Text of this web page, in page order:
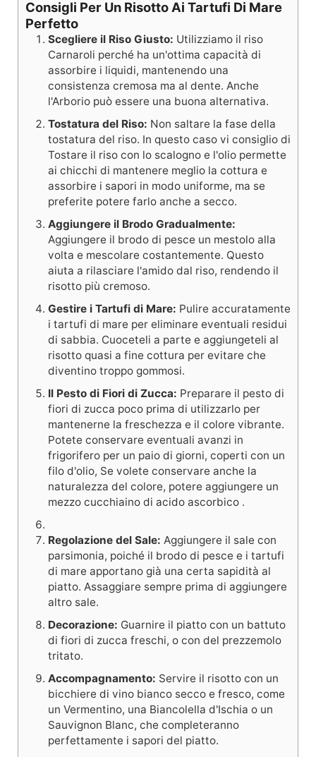
Consigli Per Un Risotto Ai Tartufi Di Mare
Perfetto
Scegliere il Riso Giusto: Utilizziamo il riso
Carnaroli perché ha un'ottima capacità di
assorbire i liquidi, mantenendo una
consistenza cremosa ma al dente. Anche
l'Arborio può essere una buona alternativa.
Tostatura del Riso: Non saltare la fase della
tostatura del riso. In questo caso vi consiglio di
Tostare il riso con lo scalogno e l'olio permette
ai chicchi di mantenere meglio la cottura e
assorbire i sapori in modo uniforme, ma se
preferite potere farlo anche a secco.
Aggiungere il Brodo Gradualmente:
Aggiungere il brodo di pesce un mestolo alla
volta e mescolare costantemente. Questo
aiuta a rilasciare l'amido dal riso, rendendo il
risotto più cremoso.
Gestire i Tartufi di Mare: Pulire accuratamente
i tartufi di mare per eliminare eventuali residui
di sabbia. Cuoceteli a parte e aggiungeteli al
risotto quasi a fine cottura per evitare che
diventino troppo gommosi.
Il Pesto di Fiori di Zucca: Preparare il pesto di
fiori di zucca poco prima di utilizzarlo per
mantenerne la freschezza e il colore vibrante.
Potete conservare eventuali avanzi in
frigorifero per un paio di giorni, coperti con un
filo d'olio, Se volete conservare anche la
naturalezza del colore, potere aggiungere un
mezzo cucchiaino di acido ascorbico .
Regolazione del Sale: Aggiungere il sale con
parsimonia, poiché il brodo di pesce e i tartufi
di mare apportano già una certa sapidità al
piatto. Assaggiare sempre prima di aggiungere
altro sale.
Decorazione: Guarnire il piatto con un battuto
di fiori di zucca freschi, o con del prezzemolo
tritato.
Accompagnamento: Servire il risotto con un
bicchiere di vino bianco secco e fresco, come
un Vermentino, una Biancolella d'Ischia o un
Sauvignon Blanc, che completeranno
perfettamente i sapori del piatto.